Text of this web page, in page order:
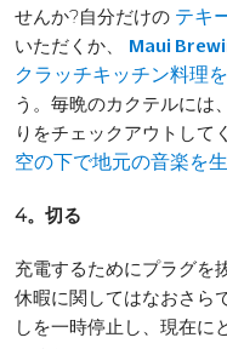
せんか?自分だけの テキ
いただくか、
Maui
クラッチキッチン料理
う。毎晩のカクテルには
りをチェックアウトして
空の下で地元の音楽を
4。切る
充電するためにプラグを
休暇に関してはなおさら
しを一時停止し、現在に